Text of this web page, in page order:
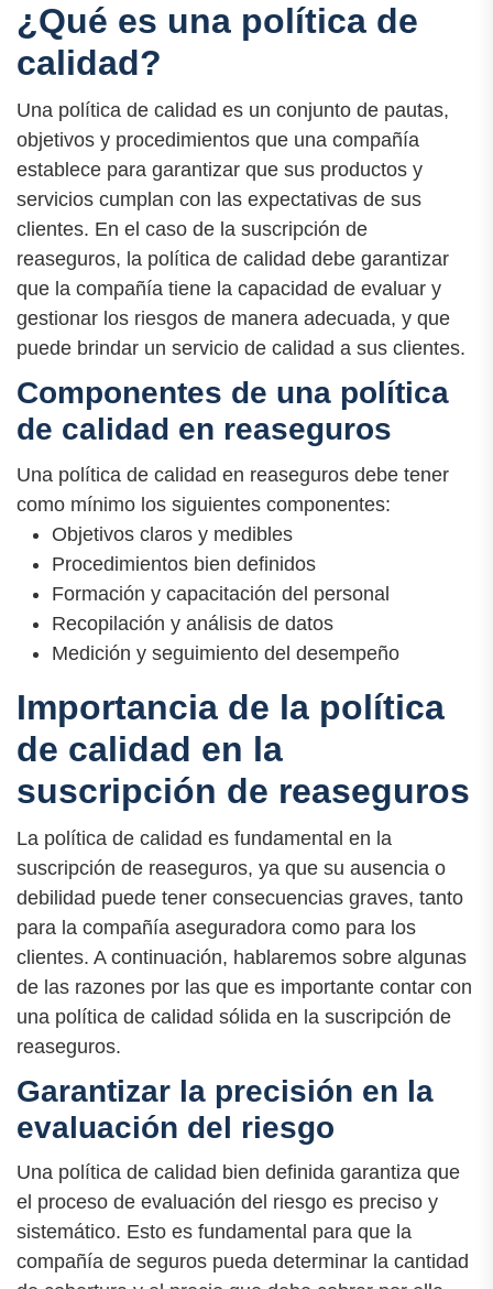
¿Qué es una política de
calidad?
Una política de calidad es un conjunto de pautas,
objetivos y procedimientos que una compañía
establece para garantizar que sus productos y
servicios cumplan con las expectativas de sus
clientes. En el caso de la suscripción de
reaseguros, la política de calidad debe garantizar
que la compañía tiene la capacidad de evaluar y
gestionar los riesgos de manera adecuada, y que
puede brindar un servicio de calidad a sus clientes.
Componentes de una política
de calidad en reaseguros
Una política de calidad en reaseguros debe tener
como mínimo los siguientes componentes:
Objetivos claros y medibles
Procedimientos bien definidos
Formación y capacitación del personal
Recopilación y análisis de datos
Medición y seguimiento del desempeño
Importancia de la política
de calidad en la
suscripción de reaseguros
La política de calidad es fundamental en la
suscripción de reaseguros, ya que su ausencia o
debilidad puede tener consecuencias graves, tanto
para la compañía aseguradora como para los
clientes. A continuación, hablaremos sobre algunas
de las razones por las que es importante contar con
una política de calidad sólida en la suscripción de
reaseguros.
Garantizar la precisión en la
evaluación del riesgo
Una política de calidad bien definida garantiza que
el proceso de evaluación del riesgo es preciso y
sistemático. Esto es fundamental para que la
compañía de seguros pueda determinar la cantidad